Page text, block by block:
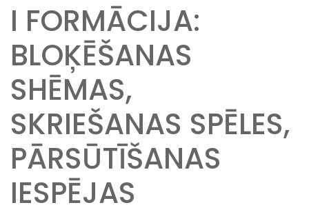
I FORMĀCIJA:
BLOĶĒŠANAS
SHĒMAS,
SKRIEŠANAS SPĒLES,
PĀRSŪTĪŠANAS
IESPĒJAS